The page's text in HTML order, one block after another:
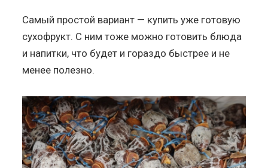
Самый простой вариант — купить уже готовую
сухофрукт. С ним тоже можно готовить блюда
и напитки, что будет и гораздо быстрее и не
менее полезно.